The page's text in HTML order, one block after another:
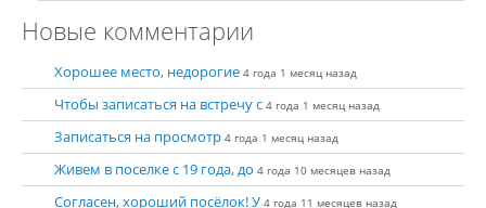
Новые комментарии
Хорошее место, недорогие 4 года 1 месяц назад
Чтобы записаться на встречу с 4 года 1 месяц назад
Записаться на просмотр 4 года 1 месяц назад
Живем в поселке с 19 года, до 4 года 10 месяцев назад
Согласен, хороший посёлок! У 4 года 11 месяцев назад